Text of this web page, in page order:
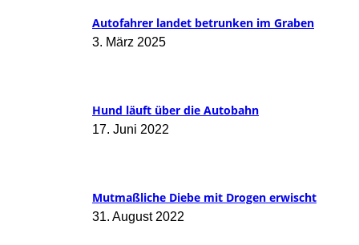
Autofahrer landet betrunken im Graben
3. März 2025
Hund läuft über die Autobahn
17. Juni 2022
Mutmaßliche Diebe mit Drogen erwischt
31. August 2022